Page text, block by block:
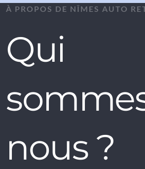
À PROPOS DE NÎMES AUTO
Qui
nous ?